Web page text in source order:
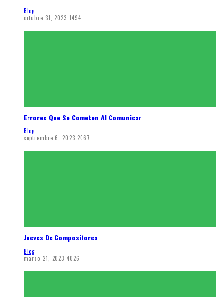
Blog
octubre 31, 2023 1494
Errores Que Se Cometen Al Comunicar
Blog
septiembre 6, 2023 2067
Jueves De Compositores
Blog
marzo 21, 2023 4026